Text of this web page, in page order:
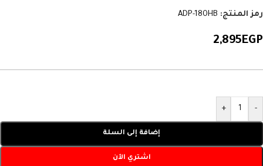
رمز المنتج: ADP-180HB
2,895EGP
-
+
إضافة إلى السلة
اشتري الآن